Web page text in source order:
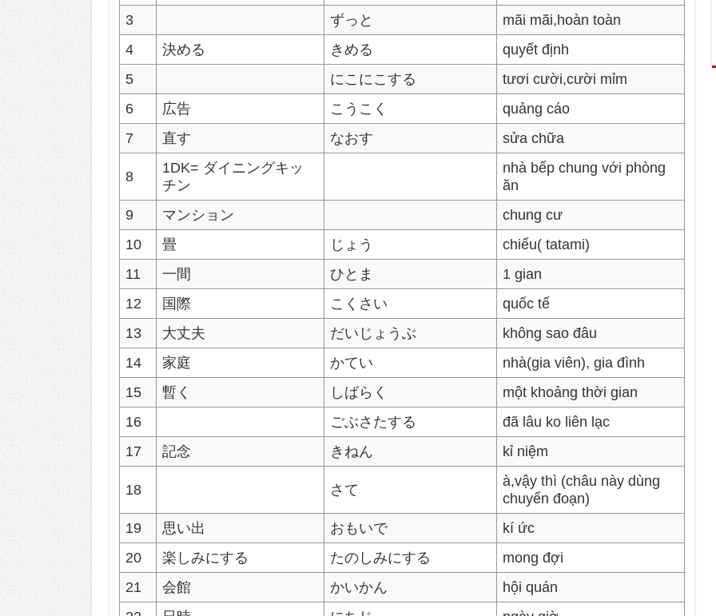
3
ずっと
mãi mãi,hoàn toàn
4
決める きめる
quyết định
5
にこにこする
tươi cười,cười mỉm
6
広告 こうこく
quảng cáo
7
直す なおす sửa chữa
8
1DK= ダイニングキッ
チン
nhà bếp chung với phòng
ăn
9
マンション
chung cư
10
畳 じょう
chiếu( tatami)
11
一間 ひとま
1 gian
12
国際 こくさい
quốc tế
13
大丈夫 だいじょうぶ
không sao đâu
14
家庭 かてい
nhà(gia viên), gia đình
15
暫く しばらく
một khoảng thời gian
16
ごぶさたする
đã lâu ko liên lạc
17
記念 きねん kỉ niệm
18 さて
à,vậy thì (châu này dùng
chuyển đoạn)
19
思い出 おもいで
kí ức
20
楽しみにする たのしみにする
mong đợi
21
会館 かいかん
hội quán